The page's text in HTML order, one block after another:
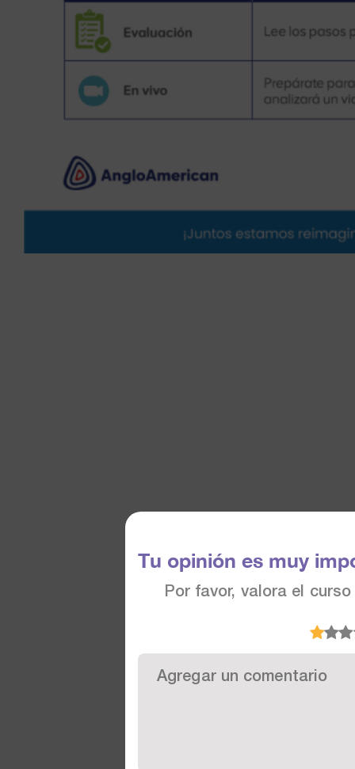
Tu opinión es muy
Por favor, valora el